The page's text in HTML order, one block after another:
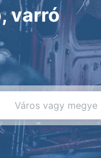
varró